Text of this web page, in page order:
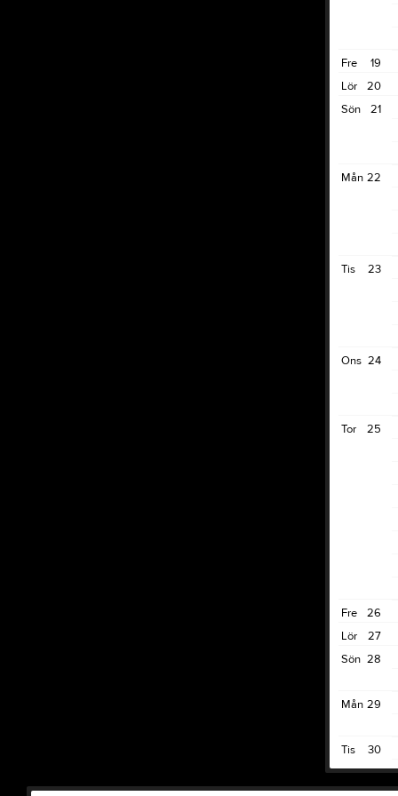
19
Fre
20
Lör
21
Sön
22
Mån
23
Tis
24
Ons
25
Tor
26
Fre
27
Lör
28
Sön
29
Mån
30
Tis